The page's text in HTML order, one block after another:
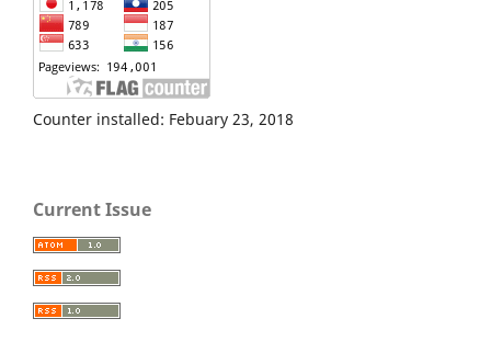
Counter installed: Febuary 23, 2018
Current Issue